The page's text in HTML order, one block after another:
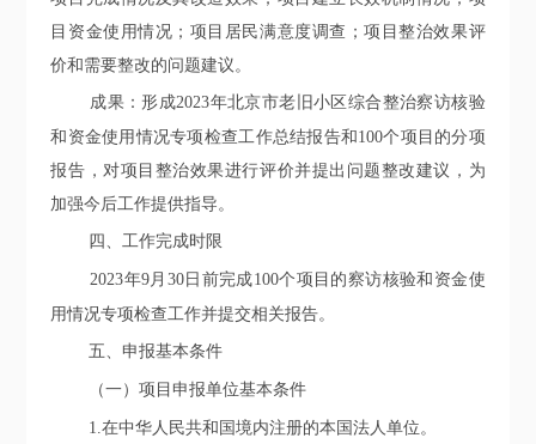
目资金使用情况；项目居民满意度调查；项目整治效果评
价和需要整改的问题建议。
成果：形成2023年北京市老旧小区综合整治察访核验
和资金使用情况专项检查工作总结报告和100个项目的分项
报告，对项目整治效果进行评价并提出问题整改建议，为
加强今后工作提供指导。
四、工作完成时限
2023年9月30日前完成100个项目的察访核验和资金使
用情况专项检查工作并提交相关报告。
五、申报基本条件
（一）项目申报单位基本条件
1.在中华人民共和国境内注册的本国法人单位。